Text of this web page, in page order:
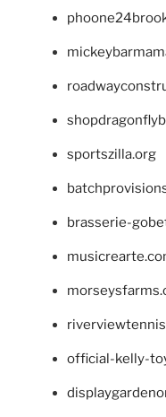
sportszilla.org
brasserie-
official-kelly-